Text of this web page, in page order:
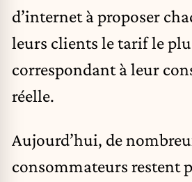
d’internet à proposer
leurs clients le tarif le
correspondant à leur
réelle.
Aujourd’hui, de
consommateurs restent